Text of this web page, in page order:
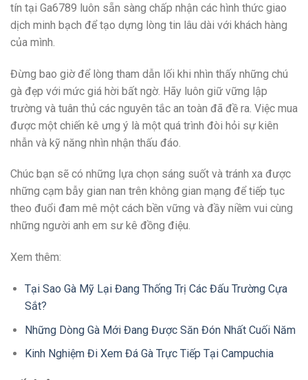
tín tại Ga6789 luôn sẵn sàng chấp nhận các hình thức giao
dịch minh bạch để tạo dựng lòng tin lâu dài với khách hàng
của mình.
Đừng bao giờ để lòng tham dẫn lối khi nhìn thấy những chú
gà đẹp với mức giá hời bất ngờ. Hãy luôn giữ vững lập
trường và tuân thủ các nguyên tắc an toàn đã đề ra. Việc mua
được một chiến kê ưng ý là một quá trình đòi hỏi sự kiên
nhẫn và kỹ năng nhìn nhận thấu đáo.
Chúc bạn sẽ có những lựa chọn sáng suốt và tránh xa được
những cạm bẫy gian nan trên không gian mạng để tiếp tục
theo đuổi đam mê một cách bền vững và đầy niềm vui cùng
những người anh em sư kê đồng điệu.
Xem thêm:
Tại Sao Gà Mỹ Lại Đang Thống Trị Các Đấu Trường Cựa
Sắt?
Những Dòng Gà Mới Đang Được Săn Đón Nhất Cuối Năm
Kinh Nghiệm Đi Xem Đá Gà Trực Tiếp Tại Campuchia